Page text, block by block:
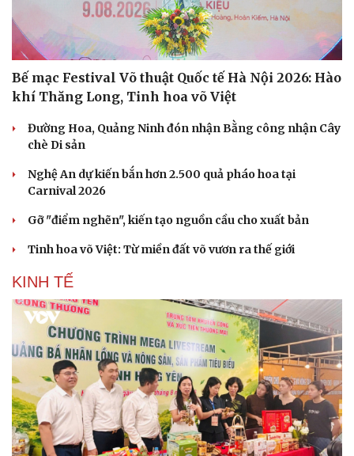
Bế mạc Festival Võ thuật Quốc tế Hà Nội 2026: Hào
khí Thăng Long, Tinh hoa võ Việt
Đường Hoa, Quảng Ninh đón nhận Bằng công nhận Cây
chè Di sản
Nghệ An dự kiến bắn hơn 2.500 quả pháo hoa tại
Carnival 2026
Gỡ "điểm nghẽn", kiến tạo nguồn cầu cho xuất bản
Tinh hoa võ Việt: Từ miền đất võ vươn ra thế giới
KINH TẾ